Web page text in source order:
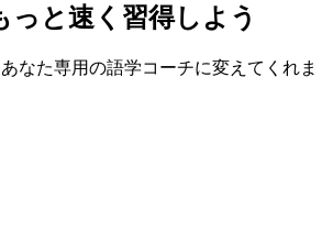
っと速く習得しよう
なた専用の語学コーチに変えてくれま